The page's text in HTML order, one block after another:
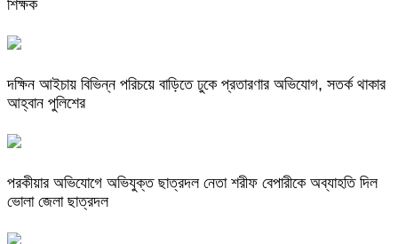
শিক্ষক
দক্ষিন আইচায় ‎বিভিন্ন পরিচয়ে বাড়িতে ঢুকে প্রতারণার অভিযোগ, সতর্ক থাকার
আহ্বান পুলিশের
পরকীয়ার অভিযোগে অভিযুক্ত ছাত্রদল নেতা শরীফ বেপারীকে অব্যাহতি দিল
ভোলা জেলা ছাত্রদল